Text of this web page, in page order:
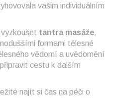
vašim individuálním
tantra masáže,
formami tělesné
vědomí a uvědomění
cestu k dalším
najít si čas na péči o